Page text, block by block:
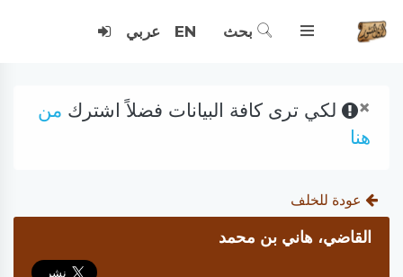
بحث EN عربي
× لكي ترى كافة البيانات فضلاً اشترك من
هنا
عودة للخلف
القاضي، هاني بن محمد